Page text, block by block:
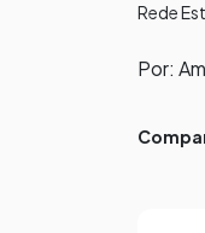
Rede
Por: